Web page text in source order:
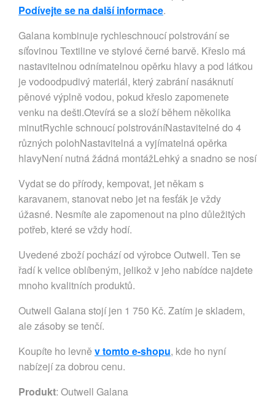
Podívejte se na další informace.
Galana kombinuje rychleschnoucí polstrování se
síťovinou Textiline ve stylové černé barvě. Křeslo má
nastavitelnou odnímatelnou opěrku hlavy a pod látkou
je vodoodpudivý materiál, který zabrání nasáknutí
pěnové výplně vodou, pokud křeslo zapomenete
venku na dešti.Otevírá se a složí během několika
minutRychle schnoucí polstrováníNastavitelné do 4
různých polohNastavitelná a vyjímatelná opěrka
hlavyNení nutná žádná montážLehký a snadno se nosí
Vydat se do přírody, kempovat, jet někam s
karavanem, stanovat nebo jet na fesťák je vždy
úžasné. Nesmíte ale zapomenout na plno důležitých
potřeb, které se vždy hodí.
Uvedené zboží pochází od výrobce Outwell. Ten se
řadí k velice oblíbeným, jelikož v jeho nabídce najdete
mnoho kvalitních produktů.
Outwell Galana stojí jen 1 750 Kč. Zatím je skladem,
ale zásoby se tenčí.
Koupíte ho levně v tomto e-shopu, kde ho nyní
nabízejí za dobrou cenu.
Produkt: Outwell Galana